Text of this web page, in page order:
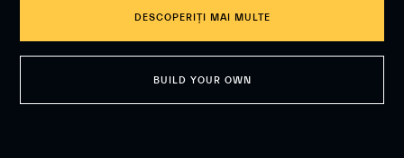
DESCOPERIȚI MAI MULTE
BUILD YOUR OWN